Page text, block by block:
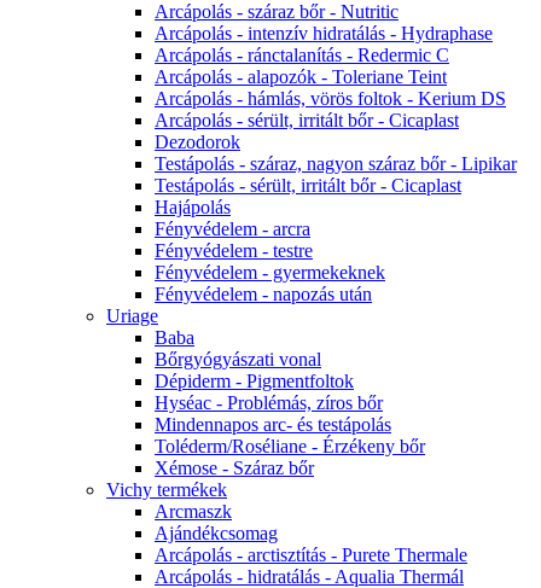
Arcápolás - száraz bőr - Nutritic
Arcápolás - intenzív hidratálás - Hydraphase
Arcápolás - ránctalanítás - Redermic C
Arcápolás - alapozók - Toleriane Teint
Arcápolás - hámlás, vörös foltok - Kerium DS
Arcápolás - sérült, irritált bőr - Cicaplast
Dezodorok
Testápolás - száraz, nagyon száraz bőr - Lipikar
Testápolás - sérült, irritált bőr - Cicaplast
Hajápolás
Fényvédelem - arcra
Fényvédelem - testre
Fényvédelem - gyermekeknek
Fényvédelem - napozás után
Uriage
Baba
Bőrgyógyászati vonal
Dépiderm - Pigmentfoltok
Hyséac - Problémás, zíros bőr
Mindennapos arc- és testápolás
Toléderm/Roséliane - Érzékeny bőr
Xémose - Száraz bőr
Vichy termékek
Arcmaszk
Ajándékcsomag
Arcápolás - arctisztítás - Purete Thermale
Arcápolás - hidratálás - Aqualia Thermál